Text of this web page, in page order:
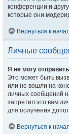
конференции и
которые они
Вернуться к
Личные
Я не могу
Это может быть
или не вошли на
личных сообщений
запретил это вам
для получения
Вернуться к